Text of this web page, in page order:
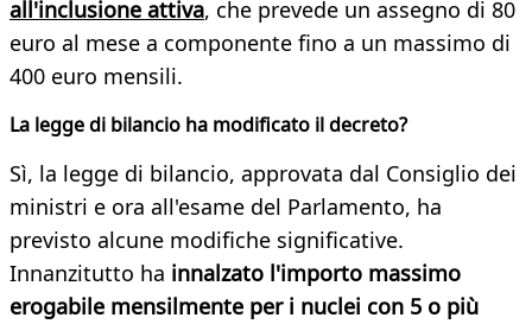
all'inclusione attiva, che prevede un assegno di 80
euro al mese a componente fino a un massimo di
400 euro mensili.
La legge di bilancio ha modificato il decreto?
Sì, la legge di bilancio, approvata dal Consiglio dei
ministri e ora all'esame del Parlamento, ha
previsto alcune modifiche significative.
Innanzitutto ha innalzato l'importo massimo
erogabile mensilmente per i nuclei con 5 o più